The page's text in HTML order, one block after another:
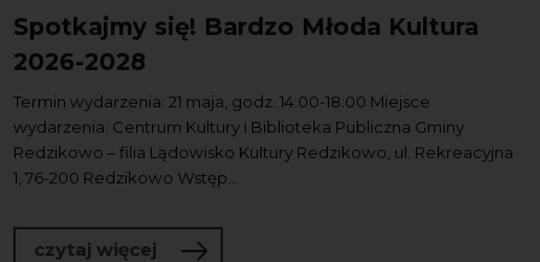
Spotkajmy się! Bardzo Młoda Kultura
2026-2028
Termin wydarzenia: 21 maja, godz. 14:00-18:00 Miejsce
wydarzenia: Centrum Kultury i Biblioteka Publiczna Gminy
Redzikowo – filia Lądowisko Kultury Redzikowo, ul. Rekreacyjna
1, 76-200 Redzikowo Wstęp...
czytaj więcej o Spotkajmy się! Bardzo Młoda